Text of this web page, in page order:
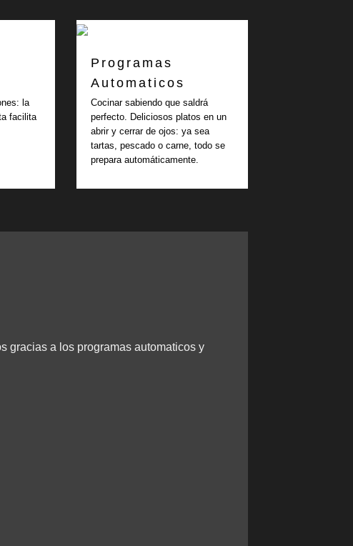
la
facilita
Programas
Automaticos
Cocinar sabiendo que saldrá
perfecto. Deliciosos platos en un
abrir y cerrar de ojos: ya sea
tartas, pescado o carne, todo se
prepara automáticamente.
gracias a los programas automaticos y